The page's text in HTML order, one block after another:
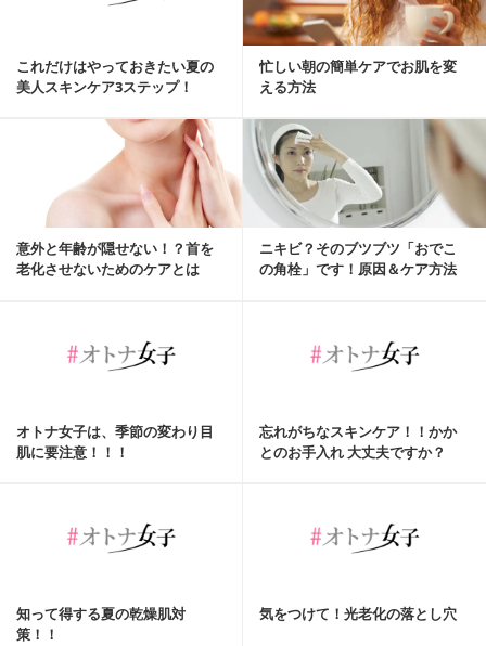
これだけはやっておきたい夏の
美人スキンケア3ステップ！
忙しい朝の簡単ケアでお肌を変
える方法
意外と年齢が隠せない！？首を
老化させないためのケアとは
ニキビ？そのブツブツ「おでこ
の角栓」です！原因＆ケア方法
オトナ女子は、季節の変わり目
肌に要注意！！！
忘れがちなスキンケア！！かか
とのお手入れ 大丈夫ですか？
知って得する夏の乾燥肌対
策！！
気をつけて！光老化の落とし穴